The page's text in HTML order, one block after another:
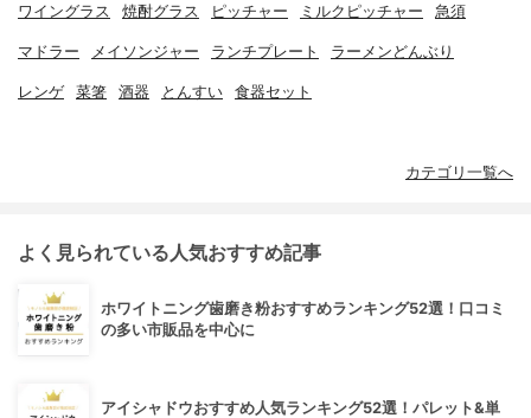
ワイングラス 焼酎グラス ピッチャー ミルクピッチャー 急須
マドラー メイソンジャー ランチプレート ラーメンどんぶり
レンゲ 菜箸 酒器 とんすい 食器セット
カテゴリ一覧へ
よく見られている人気おすすめ記事
ホワイトニング歯磨き粉おすすめランキング52選！口コミ
の多い市販品を中心に
アイシャドウおすすめ人気ランキング52選！パレット&単